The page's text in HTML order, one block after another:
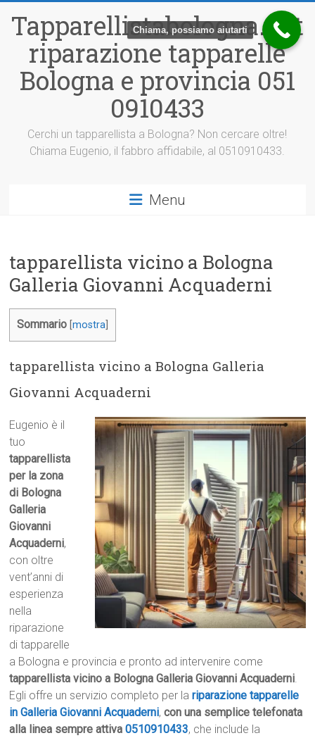
contenuto
Tapparellistabologna.net
riparazione tapparelle
Bologna e provincia 051
0910433
Cerchi un tapparellista a Bologna? Non cercare oltre!
Chiama Eugenio, il fabbro affidabile, al 0510910433.
Menu
tapparellista vicino a Bologna
Galleria Giovanni Acquaderni
Sommario [mostra
tapparellista vicino a Bologna Galleria
Giovanni Acquaderni
Eugenio è il
tuo
tapparellista
per la zona
di Bologna
Galleria
Giovanni
Acquaderni,
con oltre
vent’anni di
esperienza
nella
riparazione
di tapparelle
a Bologna e provincia e pronto ad intervenire come
tapparellista vicino a Bologna Galleria Giovanni Acquaderni.
Egli offre un servizio completo per lariparazione tapparelle
in Galleria Giovanni Acquaderni, con una semplice telefonata
alla linea sempre attiva0510910433, che include la
Chiama, possiamo aiutarti